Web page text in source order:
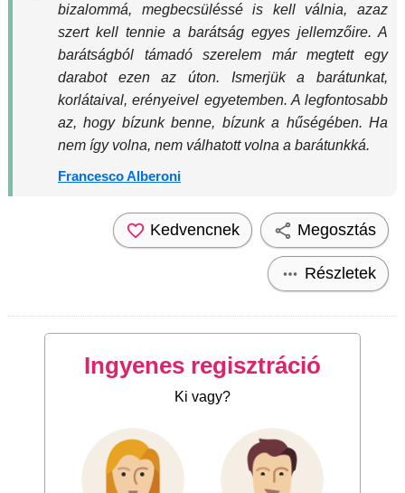
bizalommá, megbecsüléssé is kell válnia, azaz
szert kell tennie a barátság egyes jellemzőire. A
barátságból támadó szerelem már megtett egy
darabot ezen az úton. Ismerjük a barátunkat,
korlátaival, erényeivel egyetemben. A legfontosabb
az, hogy bízunk benne, bízunk a hűségében. Ha
nem így volna, nem válhatott volna a barátunkká.
Francesco Alberoni
Kedvencnek Megosztás
Részletek
Ingyenes regisztráció
Ki vagy?